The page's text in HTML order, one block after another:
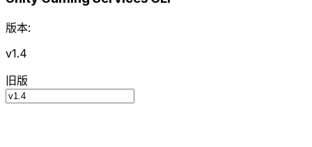
版本:
v1.4
旧版